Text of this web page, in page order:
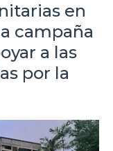
en
campaña
a las
por la